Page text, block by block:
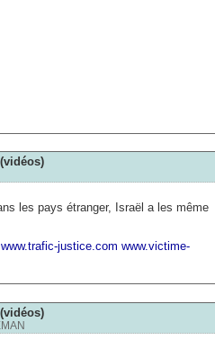
les pays étranger, Israël a les même
www.trafic-justice.com www.victime-